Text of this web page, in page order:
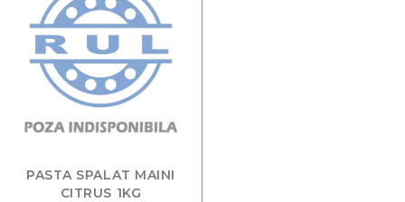
PASTA SPALAT MAINI
CITRUS 1KG